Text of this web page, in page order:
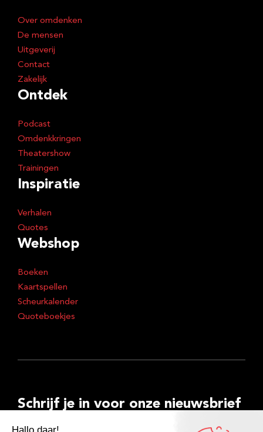
Over omdenken
De mensen
Uitgeverij
Contact
Zakelijk
Ontdek
Podcast
Omdenkkringen
Theatershow
Trainingen
Inspiratie
Verhalen
Quotes
Webshop
Boeken
Kaartspellen
Scheurkalender
Quoteboekjes
Schrijf je in voor onze nieuwsbrief